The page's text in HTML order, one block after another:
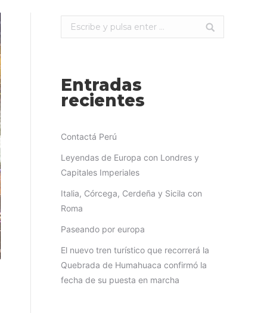
Buscar:
Entradas
recientes
Contactá Perú
Leyendas de Europa con Londres y
Capitales Imperiales
Italia, Córcega, Cerdeña y Sicila con
Roma
Paseando por europa
El nuevo tren turístico que recorrerá la
Quebrada de Humahuaca confirmó la
fecha de su puesta en marcha